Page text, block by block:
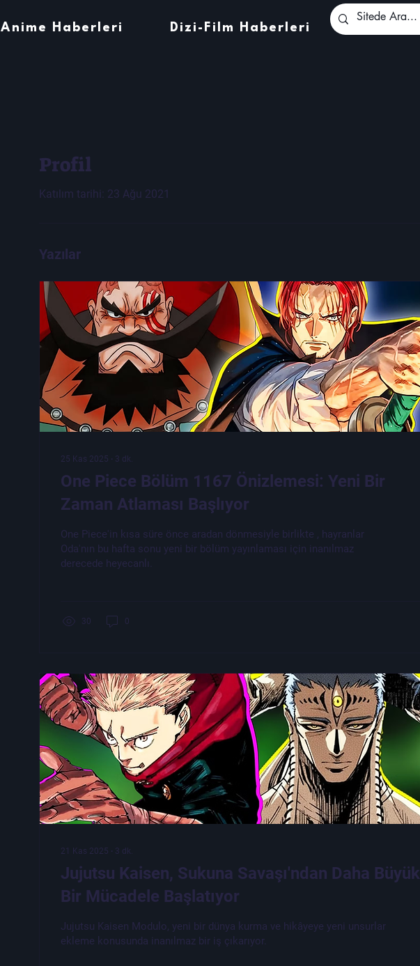
Anime Haberleri Dizi-Film Haberleri
Profil
Katılım tarihi: 23 Ağu 2021
Yazılar
25 Kas 2025 ∙ 3 dk.
One Piece Bölüm 1167 Önizlemesi: Yeni Bir
Zaman Atlaması Başlıyor
One Piece'in kısa süre önce aradan dönmesiyle birlikte , hayranlar
Oda'nın bu hafta sonu yeni bir bölüm yayınlaması için inanılmaz
derecede heyecanlı.
30 0
21 Kas 2025 ∙ 3 dk.
Jujutsu Kaisen, Sukuna Savaşı'ndan Daha Büyük
Bir Mücadele Başlatıyor
Jujutsu Kaisen Modulo, yeni bir dünya kurma ve hikâyeye yeni unsurlar
ekleme konusunda inanılmaz bir iş çıkarıyor.